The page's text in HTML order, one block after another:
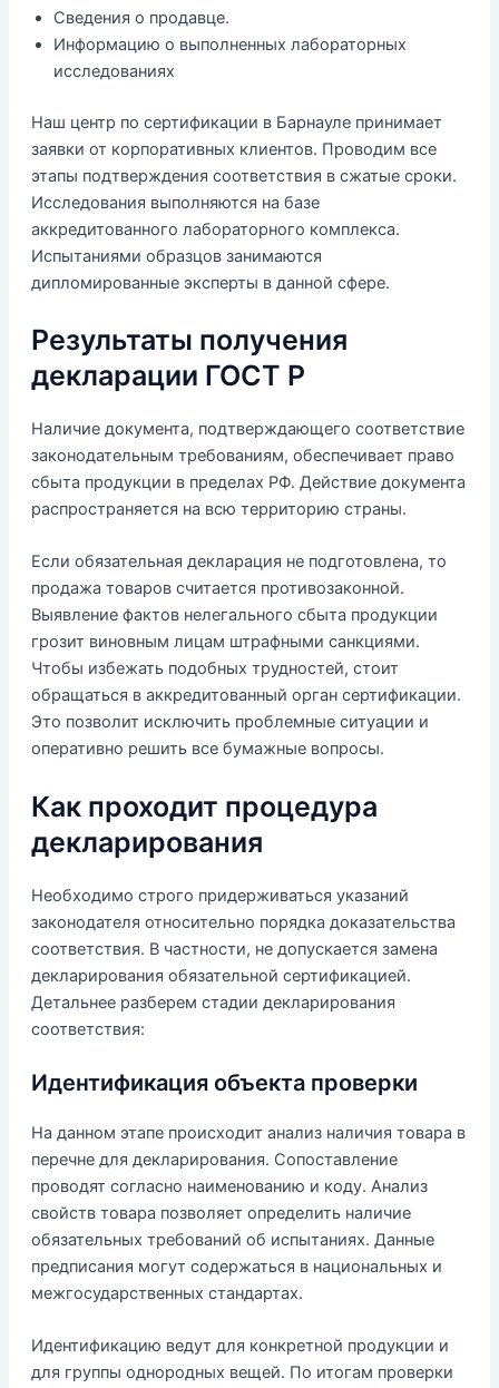
Сведения о продавце.
Информацию о выполненных лабораторных
исследованиях
Наш центр по сертификации в Барнауле принимает
заявки от корпоративных клиентов. Проводим все
этапы подтверждения соответствия в сжатые сроки.
Исследования выполняются на базе
аккредитованного лабораторного комплекса.
Испытаниями образцов занимаются
дипломированные эксперты в данной сфере.
Результаты получения
декларации ГОСТ Р
Наличие документа, подтверждающего соответствие
законодательным требованиям, обеспечивает право
сбыта продукции в пределах РФ. Действие документа
распространяется на всю территорию страны.
Если обязательная декларация не подготовлена, то
продажа товаров считается противозаконной.
Выявление фактов нелегального сбыта продукции
грозит виновным лицам штрафными санкциями.
Чтобы избежать подобных трудностей, стоит
обращаться в аккредитованный орган сертификации.
Это позволит исключить проблемные ситуации и
оперативно решить все бумажные вопросы.
Как проходит процедура
декларирования
Необходимо строго придерживаться указаний
законодателя относительно порядка доказательства
соответствия. В частности, не допускается замена
декларирования обязательной сертификацией.
Детальнее разберем стадии декларирования
соответствия:
Идентификация объекта проверки
На данном этапе происходит анализ наличия товара в
перечне для декларирования. Сопоставление
проводят согласно наименованию и коду. Анализ
свойств товара позволяет определить наличие
обязательных требований об испытаниях. Данные
предписания могут содержаться в национальных и
межгосударственных стандартах.
Идентификацию ведут для конкретной продукции и
для группы однородных вещей. По итогам проверки